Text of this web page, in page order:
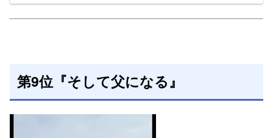
第9位『そして父になる』